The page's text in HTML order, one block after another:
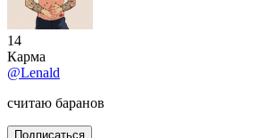
14
Карма
@Lenald
считаю баранов
Подписаться